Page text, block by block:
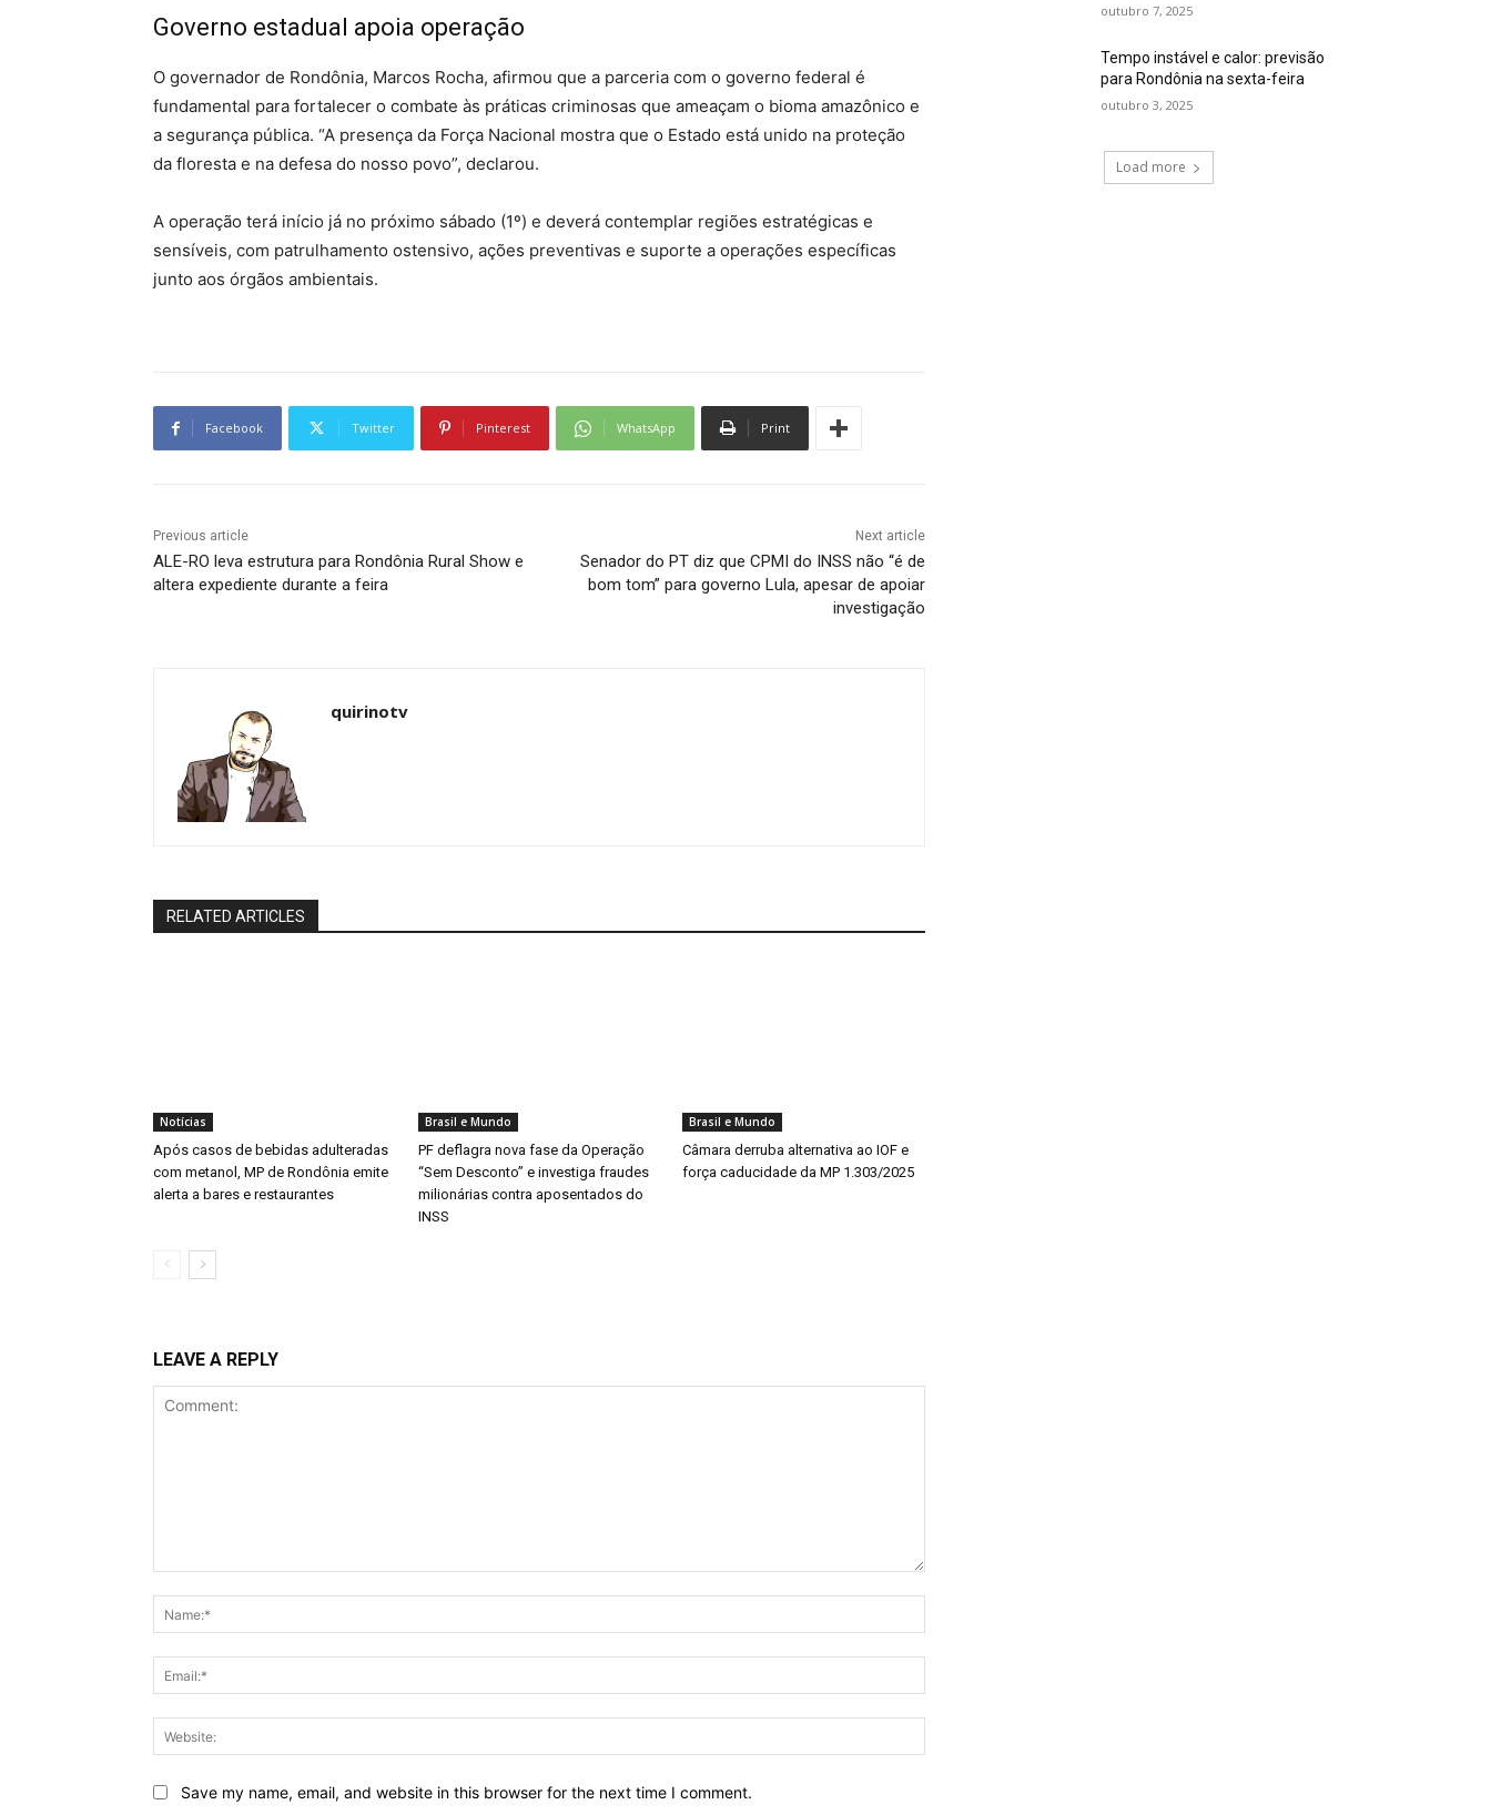
Governo estadual apoia operação
O governador de Rondônia, Marcos Rocha, afirmou que a parceria com o governo federal é
fundamental para fortalecer o combate às práticas criminosas que ameaçam o bioma amazônico e
a segurança pública. “A presença da Força Nacional mostra que o Estado está unido na proteção
da floresta e na defesa do nosso povo”, declarou.
A operação terá início já no próximo sábado (1º) e deverá contemplar regiões estratégicas e
sensíveis, com patrulhamento ostensivo, ações preventivas e suporte a operações específicas
junto aos órgãos ambientais.
Facebook Twitter Pinterest WhatsApp Print
Previous article
ALE-RO leva estrutura para Rondônia Rural Show e
altera expediente durante a feira
Next article
Senador do PT diz que CPMI do INSS não “é de
bom tom” para governo Lula, apesar de apoiar
investigação
quirinotv
RELATED ARTICLES
Notícias
Após casos de bebidas adulteradas
com metanol, MP de Rondônia emite
alerta a bares e restaurantes
Brasil e Mundo
PF deflagra nova fase da Operação
“Sem Desconto” e investiga fraudes
milionárias contra aposentados do
INSS
Brasil e Mundo
Câmara derruba alternativa ao IOF e
força caducidade da MP 1.303/2025
LEAVE A REPLY
Save my name, email, and website in this browser for the next time I comment.
outubro 7, 2025
Tempo instável e calor: previsão
para Rondônia na sexta-feira
outubro 3, 2025
Load more